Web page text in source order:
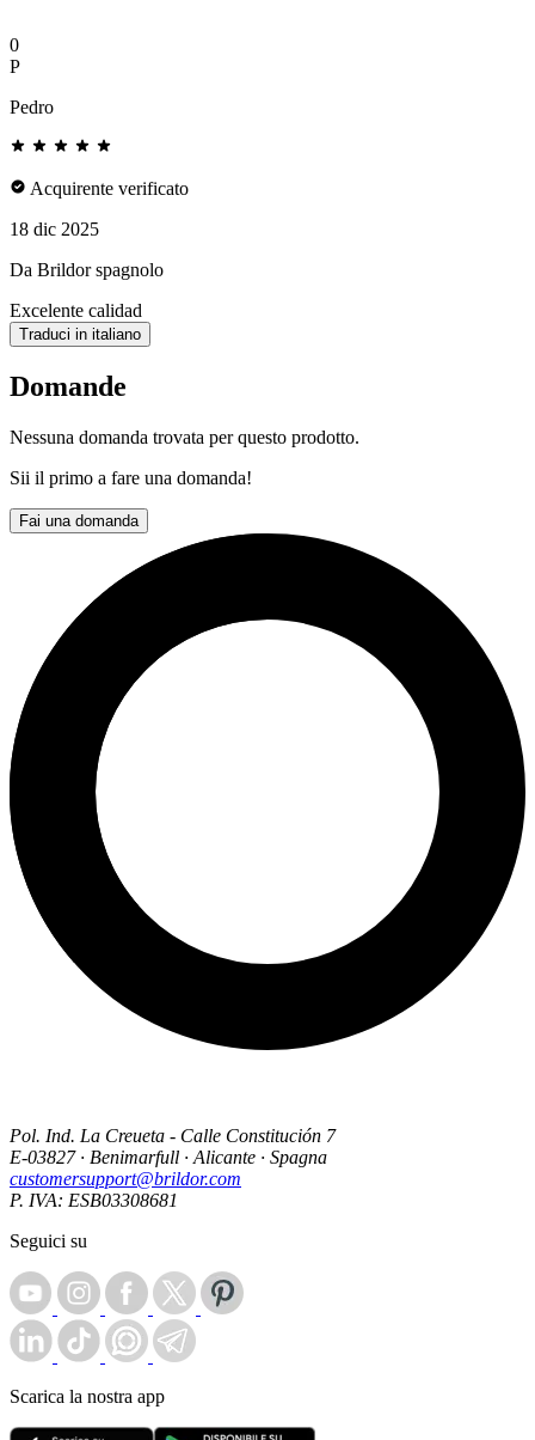
0
P
Pedro
Acquirente verificato
18 dic 2025
Da Brildor spagnolo
Excelente calidad
Traduci in italiano
Domande
Nessuna domanda trovata per questo prodotto.
Sii il primo a fare una domanda!
Fai una domanda
Pol. Ind. La Creueta - Calle Constitución 7
E-03827 · Benimarfull · Alicante · Spagna
customersupport@brildor.com
P. IVA: ESB03308681
Seguici su
Scarica la nostra app